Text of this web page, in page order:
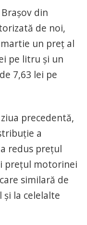
din
de noi,
un preț al
pe litru și un
7,63 lei pe
precedentă,
a
redus prețul
prețul motorinei
similară de
și la celelalte